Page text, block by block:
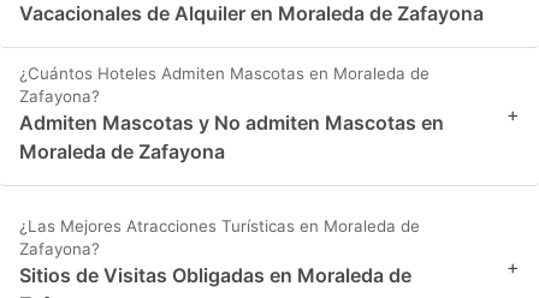
Vacacionales de Alquiler en Moraleda de Zafayona
¿Cuántos Hoteles Admiten Mascotas en Moraleda de
Zafayona?
Admiten Mascotas y No admiten Mascotas en
Moraleda de Zafayona
+
¿Las Mejores Atracciones Turísticas en Moraleda de
Zafayona?
Sitios de Visitas Obligadas en Moraleda de
+